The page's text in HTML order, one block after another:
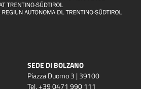
SEDE DI BOLZANO
Piazza Duomo 3 | 39100
Tel. +39 0471 990 111